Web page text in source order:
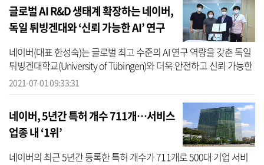
글로벌 AI R&D 생태계 확장하는 네이버,
독일 튀빙겐대와 ‘신뢰 가능한 AI’ 연구
협력
네이버(대표 한성숙)는 글로벌 최고 수준의 AI 연구 역량을 갖춘 독일
튀빙겐대학교(University of Tübingen)와 더욱 안전하고 신뢰 가능한
AI 연구 개발을 위한 업무 협약을 체결했다고 1일 밝혔다. 지난달 30...
2021-07-01 09:33:31
네이버, 5년간 특허 개수 711개…서비스
업종 내 ‘1위’
네이버의 최근 5년간 등록한 특허 개수가 711개로 500대 기업 서비